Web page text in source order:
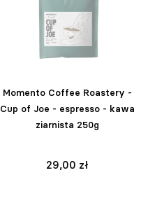
Momento Coffee Roastery -
Cup of Joe - espresso - kawa
ziarnista 250g
29,00 zł